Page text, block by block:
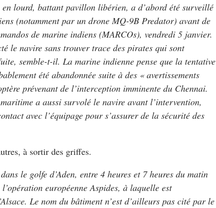
en lourd, battant pavillon libérien, a d’abord été surveillé
(notamment par un drone MQ-9B Predator) avant de
de marine indiens (MARCOs), vendredi 5 janvier.
le navire sans trouver trace des pirates qui sont
semble-t-il. La marine indienne pense que la tentative
été abandonnée suite à des « avertissements
prévenant de l’interception imminente du Chennai.
a aussi survolé le navire avant l’intervention,
avec l’équipage pour s’assurer de la sécurité des
à sortir des griffes.
le golfe d’Aden, entre 4 heures et 7 heures du matin
européenne Aspides, à laquelle est
Le nom du bâtiment n’est d’ailleurs pas cité par le